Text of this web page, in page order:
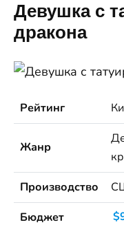
Девушка с
дракона
Рейтинг
Жанр
Производство
Бюджет